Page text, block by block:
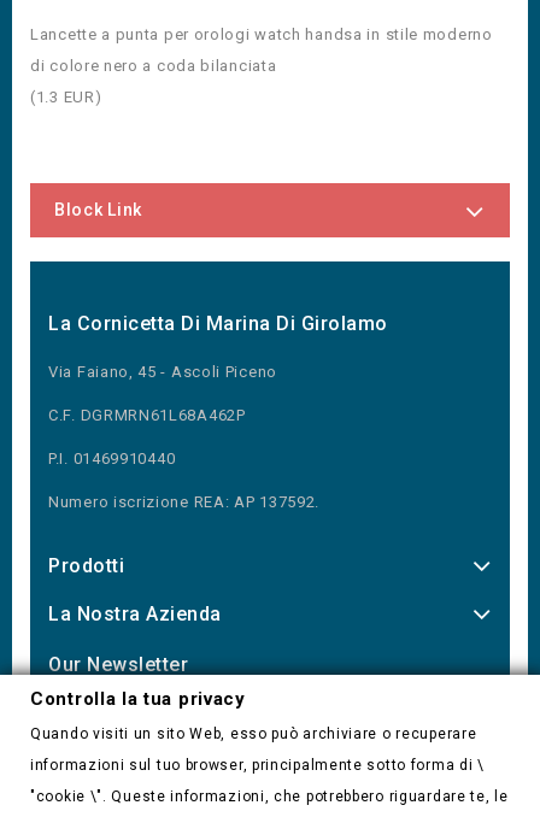
Lancette a punta per orologi watch handsa in stile moderno
di colore nero a coda bilanciata
(1.3 EUR )
Block Link
La Cornicetta Di Marina Di Girolamo
Via Faiano, 45 - Ascoli Piceno
C.F. DGRMRN61L68A462P
P.I. 01469910440
Numero iscrizione REA: AP 137592.
Prodotti
La Nostra Azienda
Our Newsletter
Controlla la tua privacy
Controlla la tua privacy
Quando visiti un sito Web, esso può archiviare o recuperare
informazioni sul tuo browser, principalmente sotto forma di \
"cookie \". Queste informazioni, che potrebbero riguardare te, le